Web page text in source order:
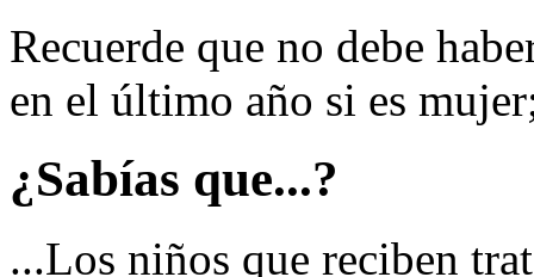
Recuerde que no debe
en el último año si es
¿Sabías que...?
...Los niños que reciben